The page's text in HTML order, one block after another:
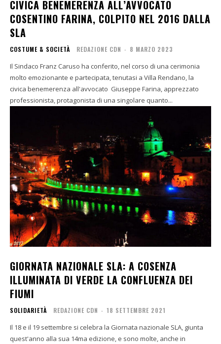
CIVICA BENEMERENZA ALL’AVVOCATO
COSENTINO FARINA, COLPITO NEL 2016 DALLA
SLA
COSTUME & SOCIETÀ REDAZIONE CDN - 8 MARZO 2023
Il Sindaco Franz Caruso ha conferito, nel corso di una cerimonia
molto emozionante e partecipata, tenutasi a Villa Rendano, la
civica benemerenza all'avvocato Giuseppe Farina, apprezzato
professionista, protagonista di una singolare quanto...
GIORNATA NAZIONALE SLA: A COSENZA
ILLUMINATA DI VERDE LA CONFLUENZA DEI
FIUMI
SOLIDARIETÀ REDAZIONE CDN - 18 SETTEMBRE 2021
Il 18 e il 19 settembre si celebra la Giornata nazionale SLA, giunta
quest'anno alla sua 14ma edizione, e sono molte, anche in